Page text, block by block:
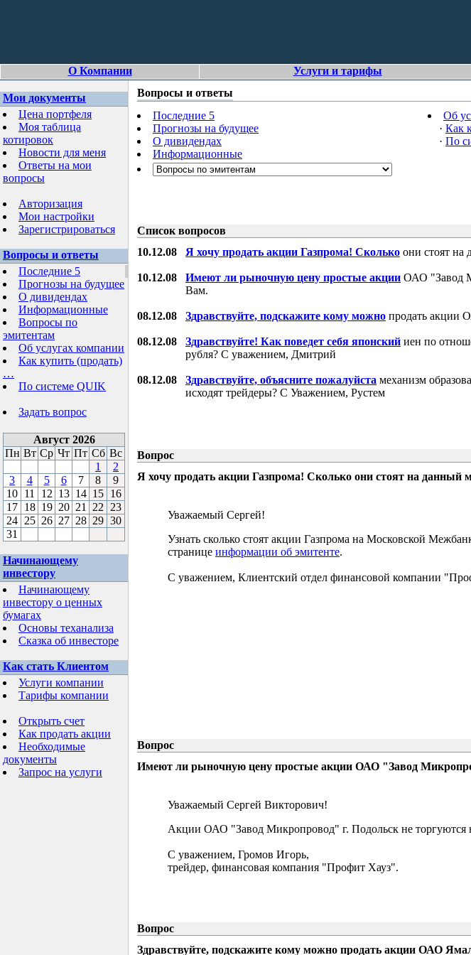
О Компании
Услуги и тарифы
Мои документы
Цена портфеля
Моя таблица
котировок
Новости для меня
Ответы на мои
вопросы
Авторизация
Мои настройки
Зарегистрироваться
Вопросы и ответы
Последние 5
Прогнозы на будущее
О дивидендах
Информационные
Вопросы по
эмитентам
Об услугах компании
Как купить (продать)
…
По системе QUIK
Задать вопрос
Август 2026
Пн Вт Ср Чт Пт Сб Вс
1
2
3
4 5 6 7 8
9
10 11 12 13 14 15 16
17 18 19 20 21 22
23
24 25 26 27 28 29 30
31
Начинающему
инвестору
Начинающему
инвестору о ценных
бумагах
Основы теханализа
Сказка об инвесторе
Как стать Клиентом
Услуги компании
Тарифы компании
Открыть счет
Как продать акции
Необходимые
документы
Запрос на услуги
Вопросы и ответы
Последние 5
Прогнозы на будущее
О дивидендах
Информационные
Об
· Как
· По
Список вопросов
10.12.08 Я хочу продать акции Газпрома! Сколько они стоят на
10.12.08 Имеют ли рыночную цену простые акции ОАО "Завод
Вам.
08.12.08 Здравствуйте, подскажите кому можно продать акции
08.12.08 Здравствуйте! Как поведет себя японский иен по
рубля? С уважением, Дмитрий
08.12.08 Здравствуйте, объясните пожалуйста механизм
исходят трейдеры? С Уважением, Рустем
Вопрос
Я хочу продать акции Газпрома! Сколько они стоят на данный
Уважаемый Сергей!
Узнать сколько стоят акции Газпрома на Московской
странице информации об эмитенте.
С уважением, Клиентский отдел финансовой компании
Вопрос
Имеют ли рыночную цену простые акции ОАО "Завод
Уважаемый Сергей Викторович!
Акции ОАО "Завод Микропровод" г. Подольск не торгуются
С уважением, Громов Игорь,
трейдер, финансовая компания "Профит Хауз".
Вопрос
Здравствуйте, подскажите кому можно продать акции ОАО